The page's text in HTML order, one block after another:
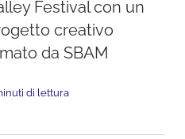
Festival con un
creativo
da SBAM
di lettura